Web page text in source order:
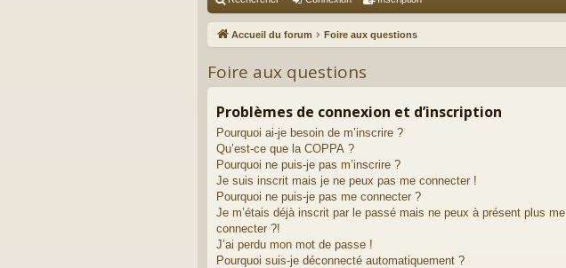
co
ci
Accueil du forum Foire aux questions
Foire aux questions
Problèmes de connexion et d’inscription
Pourquoi ai-je besoin de m’inscrire ?
Qu’est-ce que la COPPA ?
Pourquoi ne puis-je pas m’inscrire ?
Je suis inscrit mais je ne peux pas me connecter !
Pourquoi ne puis-je pas me connecter ?
Je m’étais déjà inscrit par le passé mais ne peux à présent plus me
connecter ?!
J’ai perdu mon mot de passe !
Pourquoi suis-je déconnecté automatiquement ?